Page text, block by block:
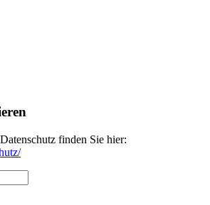
finden Sie hier: